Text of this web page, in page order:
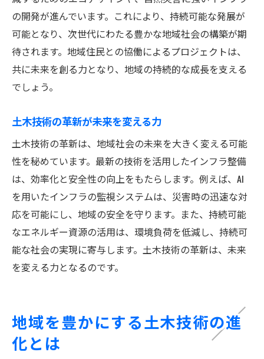
の開発が進んでいます。これにより、持続可能な発展が
可能となり、次世代にわたる豊かな地域社会の構築が期
待されます。地域住民との協働によるプロジェクトは、
共に未来を創る力となり、地域の持続的な成長を支える
でしょう。
土木技術の革新が未来を変える力
土木技術の革新は、地域社会の未来を大きく変える可能
性を秘めています。最新の技術を活用したインフラ整備
は、効率化と安全性の向上をもたらします。例えば、AI
を用いたインフラの監視システムは、災害時の迅速な対
応を可能にし、地域の安全を守ります。また、持続可能
なエネルギー資源の活用は、環境負荷を低減し、持続可
能な社会の実現に寄与します。土木技術の革新は、未来
を変える力となるのです。
地域を豊かにする土木技術の進
化とは